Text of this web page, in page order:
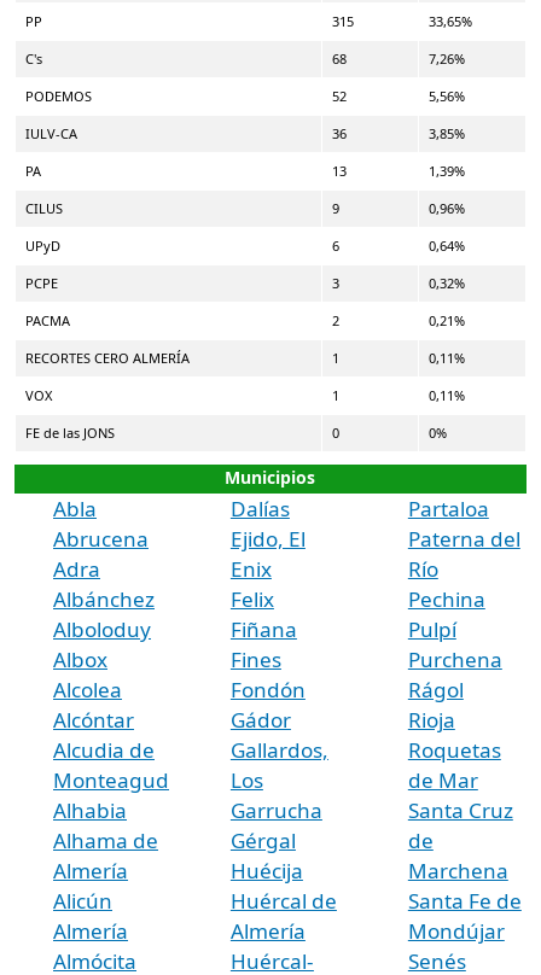
PP 315 33,65%
C's 68 7,26%
PODEMOS 52 5,56%
IULV-CA 36 3,85%
PA 13 1,39%
CILUS 9 0,96%
UPyD 6 0,64%
PCPE 3 0,32%
PACMA 2 0,21%
RECORTES CERO ALMERÍA 1 0,11%
VOX 1 0,11%
FE de las JONS 0 0%
Municipios
Abla
Abrucena
Adra
Albánchez
Alboloduy
Albox
Alcolea
Alcóntar
Alcudia de
Monteagud
Alhabia
Alhama de
Almería
Alicún
Almería
Almócita
Dalías
Ejido, El
Enix
Felix
Fiñana
Fines
Fondón
Gádor
Gallardos,
Los
Garrucha
Gérgal
Huécija
Huércal de
Almería
Huércal-
Partaloa
Paterna del
Río
Pechina
Pulpí
Purchena
Rágol
Rioja
Roquetas
de Mar
Santa Cruz
de
Marchena
Santa Fe de
Mondújar
Senés